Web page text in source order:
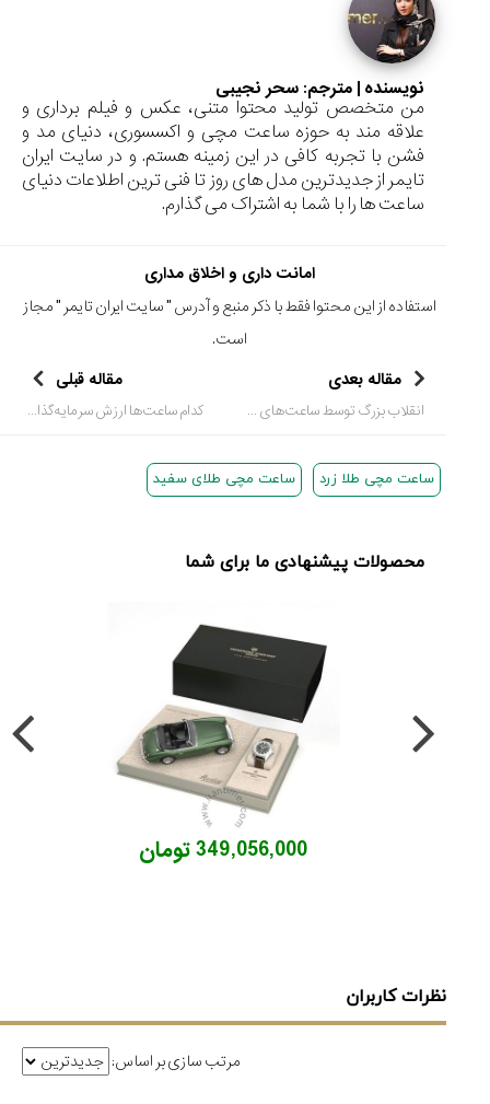
نویسنده | مترجم: سحر نجیبی
من متخصص تولید محتوا متنی، عکس و فیلم برداری و
علاقه مند به حوزه ساعت مچی و اکسسوری، دنیای مد و
فشن با تجربه کافی در این زمینه هستم. و در سایت ایران
تایمر از جدیدترین مدل های روز تا فنی ترین اطلاعات دنیای
ساعت ها را با شما به اشتراک می گذارم.
امانت داری و اخلاق مداری
استفاده از این محتوا فقط با ذکر منبع و آدرس "سایت ایران تایمر " مجاز
است.
مقاله بعدی
انقلاب بزرگ توسط ساعت‌های فوق العاده باریک
مقاله قبلی
کدام ساعت‌ها ارزش سرمایه‌گذاری دارند؟ بررسی تخصصی مدل‌های کلکسیونی
ساعت مچی طلا زرد ساعت مچی طلای سفید
محصولات پیشنهادی ما برای شما
349,056,000 تومان
نظرات کاربران
مرتب سازی بر اساس: